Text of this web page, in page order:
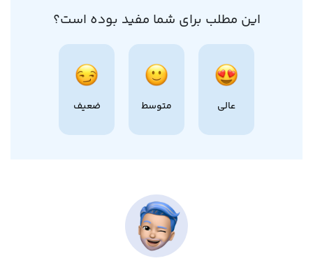
این مطلب برای شما مفید بوده است؟
عالی متوسط ضعیف